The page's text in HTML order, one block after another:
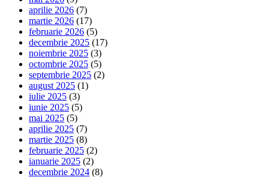
aprilie 2026 (7)
martie 2026 (17)
februarie 2026 (5)
decembrie 2025 (17)
noiembrie 2025 (3)
octombrie 2025 (5)
septembrie 2025 (2)
august 2025 (1)
iulie 2025 (3)
iunie 2025 (5)
mai 2025 (5)
aprilie 2025 (7)
martie 2025 (8)
februarie 2025 (2)
ianuarie 2025 (2)
decembrie 2024 (8)